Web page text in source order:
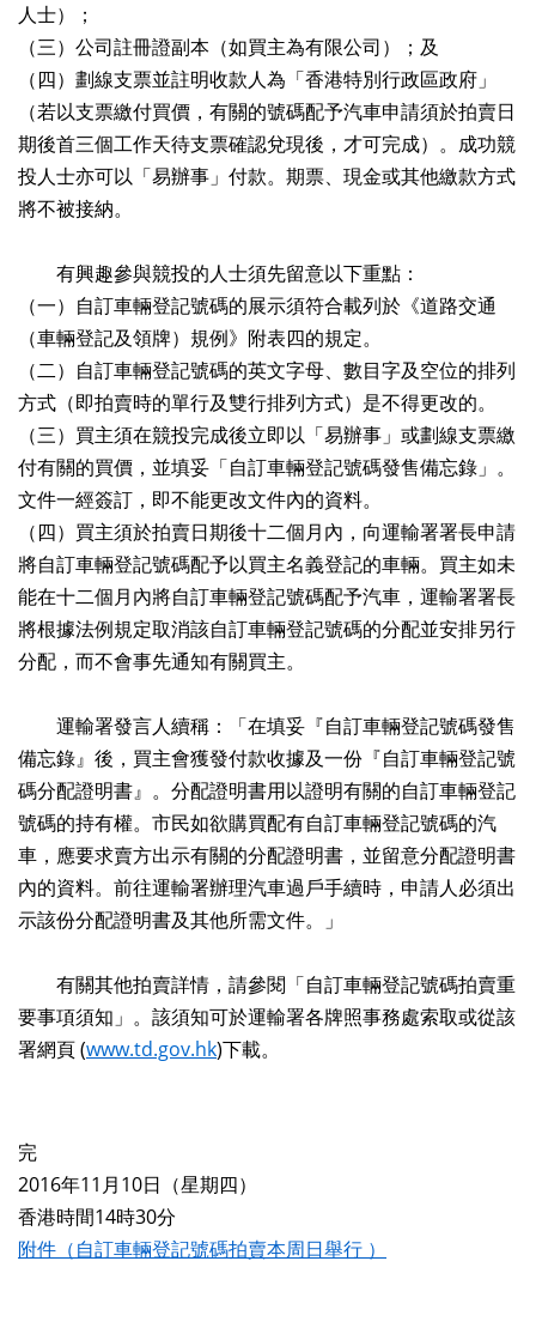
人士）；
（三）公司註冊證副本（如買主為有限公司）；及
（四）劃線支票並註明收款人為「香港特別行政區政府」
（若以支票繳付買價，有關的號碼配予汽車申請須於拍賣日
期後首三個工作天待支票確認兌現後，才可完成）。成功競
投人士亦可以「易辦事」付款。期票、現金或其他繳款方式
將不被接納。
有興趣參與競投的人士須先留意以下重點：
（一）自訂車輛登記號碼的展示須符合載列於《道路交通
（車輛登記及領牌）規例》附表四的規定。
（二）自訂車輛登記號碼的英文字母、數目字及空位的排列
方式（即拍賣時的單行及雙行排列方式）是不得更改的。
（三）買主須在競投完成後立即以「易辦事」或劃線支票繳
付有關的買價，並填妥「自訂車輛登記號碼發售備忘錄」。
文件一經簽訂，即不能更改文件內的資料。
（四）買主須於拍賣日期後十二個月內，向運輸署署長申請
將自訂車輛登記號碼配予以買主名義登記的車輛。買主如未
能在十二個月內將自訂車輛登記號碼配予汽車，運輸署署長
將根據法例規定取消該自訂車輛登記號碼的分配並安排另行
分配，而不會事先通知有關買主。
運輸署發言人續稱：「在填妥『自訂車輛登記號碼發售
備忘錄』後，買主會獲發付款收據及一份『自訂車輛登記號
碼分配證明書』。分配證明書用以證明有關的自訂車輛登記
號碼的持有權。市民如欲購買配有自訂車輛登記號碼的汽
車，應要求賣方出示有關的分配證明書，並留意分配證明書
內的資料。前往運輸署辦理汽車過戶手續時，申請人必須出
示該份分配證明書及其他所需文件。」
有關其他拍賣詳情，請參閱「自訂車輛登記號碼拍賣重
要事項須知」。該須知可於運輸署各牌照事務處索取或從該
署網頁 (www.td.gov.hk)下載。
完
2016年11月10日（星期四）
香港時間14時30分
附件（自訂車輛登記號碼拍賣本周日舉行 ）